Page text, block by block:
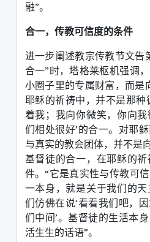
融”。
合一，传教可信度的条件
进一步阐述教宗传教节文告
合一”时，塔格莱枢机强调
小圈子里的专属财富，而是
耶稣的祈祷中，并不是那种
着我；我向你微笑，你向
们相处很好’的合一。对耶
与真实的教会团体，并不是
基督徒的合一，在耶稣的
件。“它是真实性与传教可
一本身，就是关于我们的
们仿佛在说‘看看我们吧，
们中间’。基督徒的生活本
活生生的话语”。